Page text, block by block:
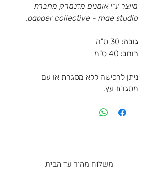
מיוצר ע״י אומנים מדנמרק מחברת
papper collective - mae studio.
גובה:
רוחב:
ניתן לרכישה ללא מסגרת או עם
מסגרת עץ.
משלוח מהיר עד הבית